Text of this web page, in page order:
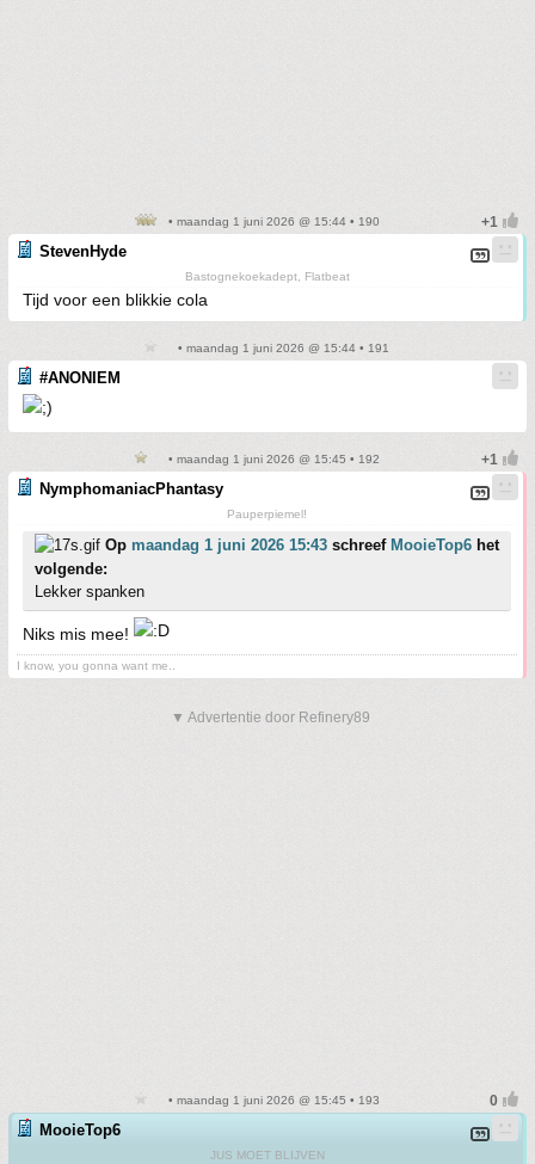
• maandag 1 juni 2026 @ 15:44 • 190
StevenHyde
Bastognekoekadept, Flatbeat
Tijd voor een blikkie cola
• maandag 1 juni 2026 @ 15:44 • 191
#ANONIEM
• maandag 1 juni 2026 @ 15:45 • 192
NymphomaniacPhantasy
Pauperpiemel!
Op maandag 1 juni 2026 15:43 schreef MooieTop6 het
volgende:
Lekker spanken
Niks mis mee!
I know, you gonna want me..
▼ Advertentie door Refinery89
• maandag 1 juni 2026 @ 15:45 • 193
MooieTop6
JUS MOET BLIJVEN